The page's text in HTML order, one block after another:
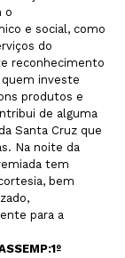
o
e social, como
do
reconhecimento
investe
produtos e
de alguma
Santa Cruz que
Na noite da
tem
bem
para a
1º